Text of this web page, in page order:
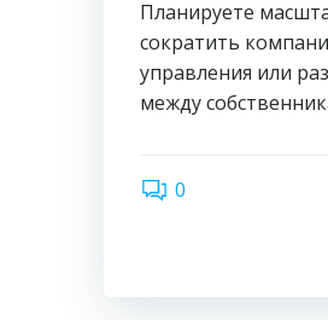
Планируете
сократить
управления или
между
0